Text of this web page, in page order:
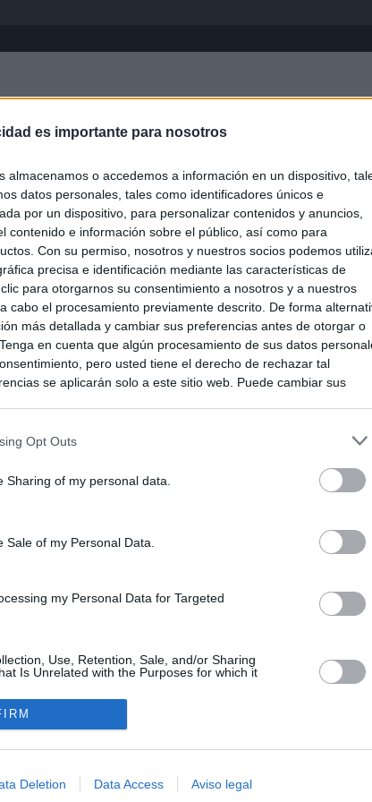
es importante para nosotros
almacenamos o accedemos a información en un dispositivo,
datos personales, tales como identificadores únicos e
por un dispositivo, para personalizar contenidos y anuncios,
contenido e información sobre el público, así como para
Con su permiso, nosotros y nuestros socios podemos
precisa e identificación mediante las características de
para otorgarnos su consentimiento a nosotros y a nuestros
cabo el procesamiento previamente descrito. De forma
más detallada y cambiar sus preferencias antes de otorgar o
en cuenta que algún procesamiento de sus datos
pero usted tiene el derecho de rechazar tal
se aplicarán solo a este sitio web. Puede cambiar sus
Opt Outs
Sharing of my personal data.
Sale of my Personal Data.
my Personal Data for Targeted
Use, Retention, Sale, and/or Sharing
Is Unrelated with the Purposes for which it
Deletion Data Access Aviso legal
Inicio
y estrecha la coordinación con Marruecos
por la acogida de los menores de Ceuta en las
de la oficina que busca a los desaparecidos de
refugio de cargos del PP: así es la empresa
es
Navega por
del otro